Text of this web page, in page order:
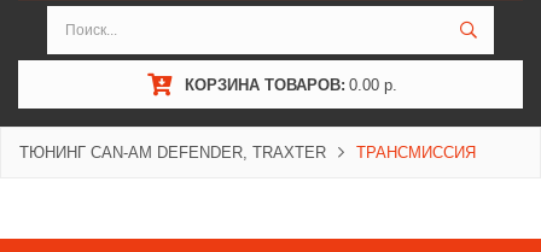
КОРЗИНА ТОВАРОВ: 0.00 р.
ТЮНИНГ CAN-AM DEFENDER, TRAXTER ТРАНСМИССИЯ